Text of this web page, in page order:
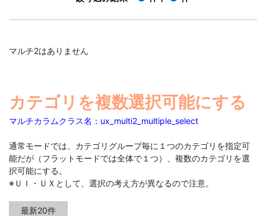
マルチ2はありません
カテゴリを複数選択可能にする
マルチカラムクラス名：ux_multi2_multiple_select
通常モードでは、カテゴリグループ毎に１つのカテゴリを指定可
能だが（フラットモードでは全体で１つ）、複数のカテゴリを選
択可能にする。
※ＵＩ・ＵＸとして、選択の考え方が異なるので注意。